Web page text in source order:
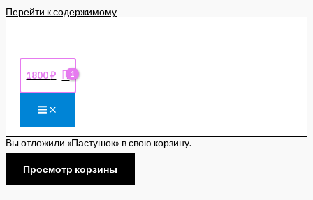
Перейти к содержимому
1800₽
Вы отложили «Пастушок» в свою корзину.
Просмотр корзины